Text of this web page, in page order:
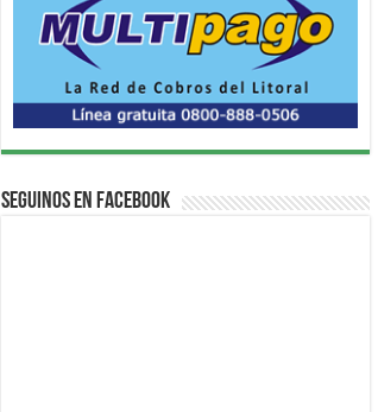
Seguinos en Facebook